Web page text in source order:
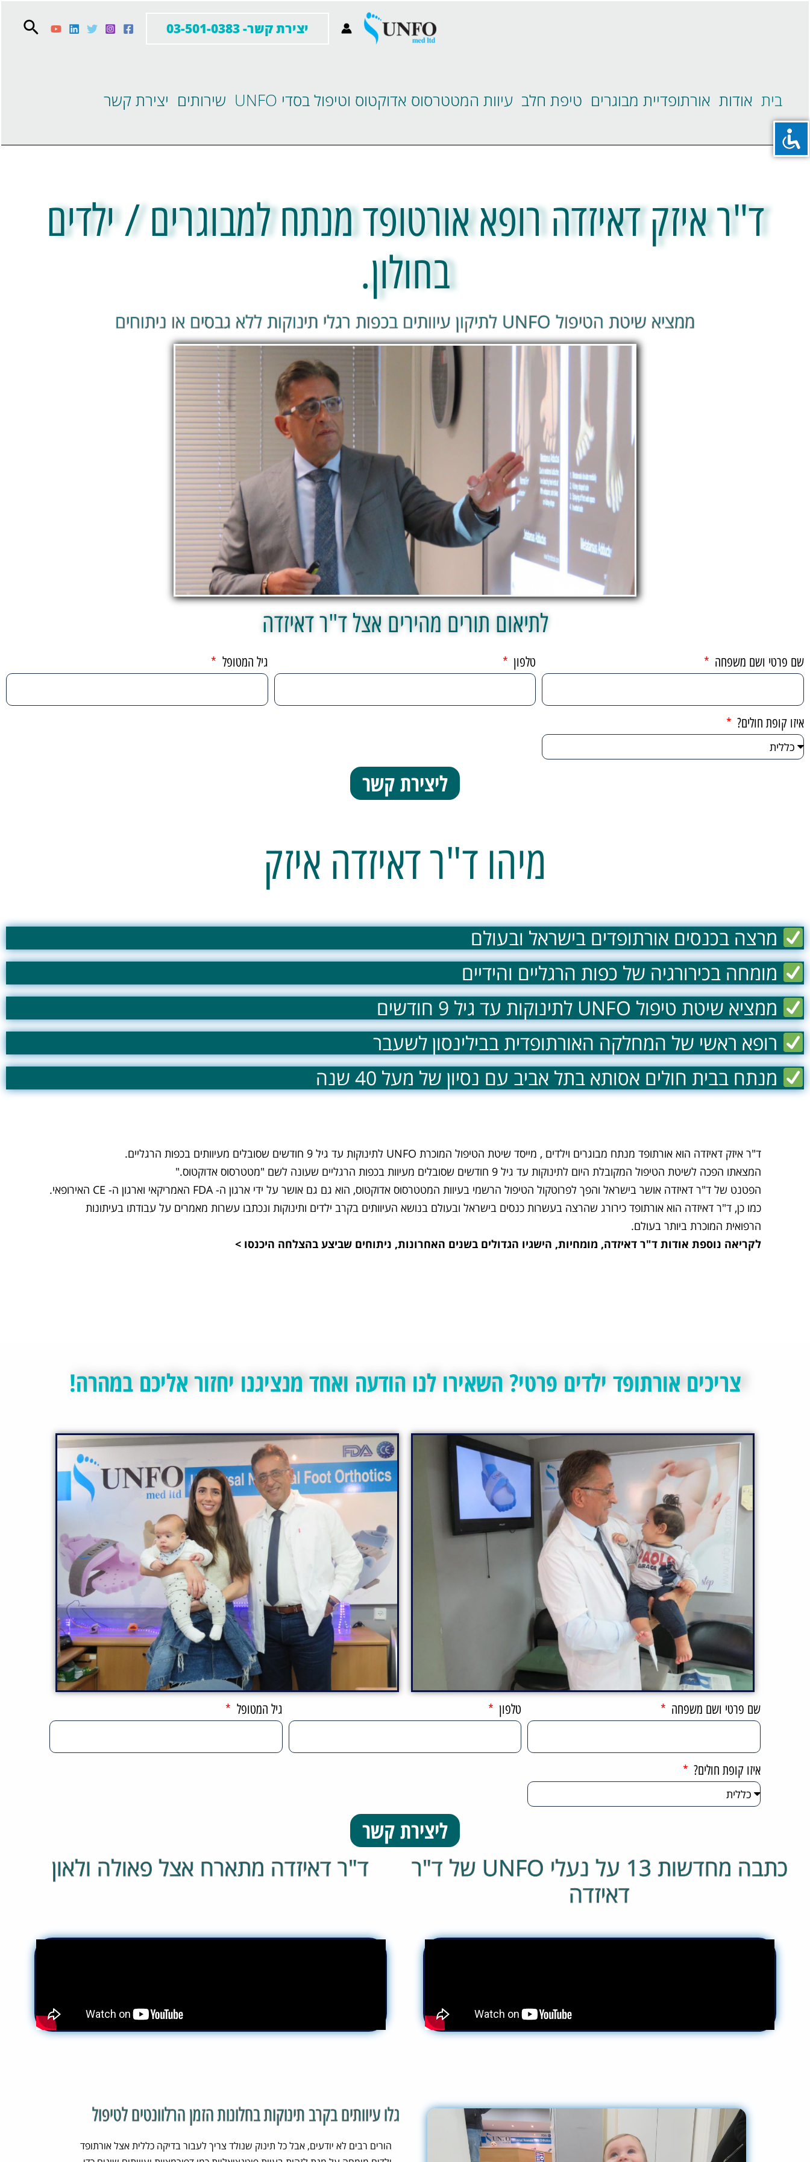
יצירת קשר- 03-501-0383
בית אודות אורתופדיית מבוגרים טיפת חלב עיוות המטטרסוס אדוקטוס וטיפול בסדי UNFO שירותים יצירת קשר
ד"ר איזק דאיזדה רופא אורטופד מנתח למבוגרים / ילדים
בחולון.
ממציא שיטת הטיפול UNFO לתיקון עיוותים בכפות רגלי תינוקות ללא גבסים או ניתוחים
לתיאום תורים מהירים אצל ד"ר דאיזדה
שם פרטי ושם משפחה טלפון גיל המטופל
איזו קופת חולים?
ליצירת קשר
מיהו ד"ר דאיזדה איזק
מרצה בכנסים אורתופדים בישראל ובעולם
מומחה בכירורגיה של כפות הרגליים והידיים
ממציא שיטת טיפול UNFO לתינוקות עד גיל 9 חודשים
רופא ראשי של המחלקה האורתופדית בבילינסון לשעבר
מנתח בבית חולים אסותא בתל אביב עם נסיון של מעל 40 שנה
ד"ר איזק דאיזדה הוא אורתופד מנתח מבוגרים וילדים , מייסד שיטת הטיפול המוכרת UNFO לתינוקות עד גיל 9 חודשים שסובלים מעיוותים בכפות הרגליים.
המצאתו הפכה לשיטת הטיפול המקובלת היום לתינוקות עד גיל 9 חודשים שסובלים מעיוות בכפות הרגליים שעונה לשם "מטטרסוס אדוקטוס."
הפטנט של ד"ר דאיזדה אושר בישראל והפך לפרוטקול הטיפול הרשמי בעיוות המטטרסוס אדוקטוס, הוא גם גם אושר על ידי ארגון ה- FDA האמריקאי וארגון ה- CE האירופאי.
כמו כן, ד"ר דאיזדה הוא אורתופד כירורג שהרצה בעשרות כנסים בישראל ובעולם בנושא העיוותים בקרב ילדים ותינוקות ונכתבו עשרות מאמרים על עבודתו בעיתונות
הרפואית המוכרת ביותר בעולם.
לקריאה נוספת אודות ד"ר דאיזדה, מומחיות, הישגיו הגדולים בשנים האחרונות, ניתוחים שביצע בהצלחה היכנסו >
צריכים אורתופד ילדים פרטי? השאירו לנו הודעה ואחד מנציגנו יחזור אליכם במהרה!
שם פרטי ושם משפחה טלפון גיל המטופל
איזו קופת חולים?
ליצירת קשר
כתבה מחדשות 13 על נעלי UNFO של ד"ר
דאיזדה
ד"ר דאיזדה מתארח אצל פאולה ולאון
גלו עיוותים בקרב תינוקות בחלונות הזמן הרלוונטים לטיפול
הורים רבים לא יודעים, אבל כל תינוק שנולד צריך לעבור בדיקה כללית אצל אורתופד